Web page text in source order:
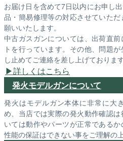
お届け日を含めて7日以内にお申し
品・簡易修理等の対応させていた
願いいたします。
中古ガスガンについては、出荷直
トを行っています。その他、問題
し止めてご連絡を差し上げております
詳しくはこちら
発火モデルガンについて
発火はモデルガン本体に非常に大
め、当店では実際の発火動作確認
いては動作やパーツが正常である
性能の保証はできない事をご理解の